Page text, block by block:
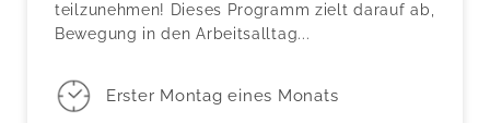
teilzunehmen! Dieses Programm zielt darauf ab,
Bewegung in den Arbeitsalltag...
Erster Montag eines Monats